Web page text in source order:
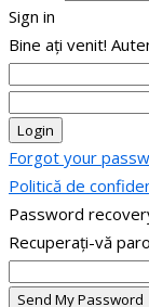
Sign in
Bine ați venit!
Forgot your
Politică de
Password
Recuperați-vă